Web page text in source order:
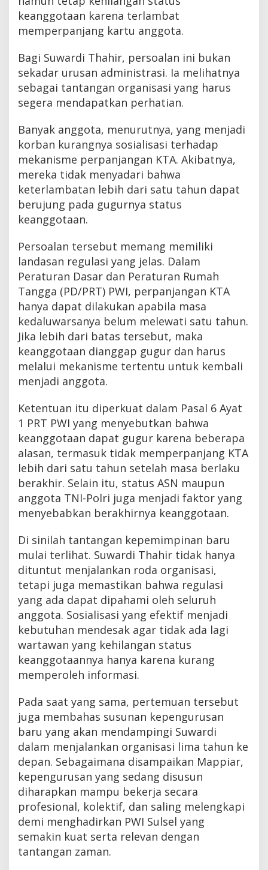
keanggotaan karena terlambat
memperpanjang kartu anggota.
Bagi Suwardi Thahir, persoalan ini bukan
sekadar urusan administrasi. Ia melihatnya
sebagai tantangan organisasi yang harus
segera mendapatkan perhatian.
Banyak anggota, menurutnya, yang menjadi
korban kurangnya sosialisasi terhadap
mekanisme perpanjangan KTA. Akibatnya,
mereka tidak menyadari bahwa
keterlambatan lebih dari satu tahun dapat
berujung pada gugurnya status
keanggotaan.
Persoalan tersebut memang memiliki
landasan regulasi yang jelas. Dalam
Peraturan Dasar dan Peraturan Rumah
Tangga (PD/PRT) PWI, perpanjangan KTA
hanya dapat dilakukan apabila masa
kedaluwarsanya belum melewati satu tahun.
Jika lebih dari batas tersebut, maka
keanggotaan dianggap gugur dan harus
melalui mekanisme tertentu untuk kembali
menjadi anggota.
Ketentuan itu diperkuat dalam Pasal 6 Ayat
1 PRT PWI yang menyebutkan bahwa
keanggotaan dapat gugur karena beberapa
alasan, termasuk tidak memperpanjang KTA
lebih dari satu tahun setelah masa berlaku
berakhir. Selain itu, status ASN maupun
anggota TNI-Polri juga menjadi faktor yang
menyebabkan berakhirnya keanggotaan.
Di sinilah tantangan kepemimpinan baru
mulai terlihat. Suwardi Thahir tidak hanya
dituntut menjalankan roda organisasi,
tetapi juga memastikan bahwa regulasi
yang ada dapat dipahami oleh seluruh
anggota. Sosialisasi yang efektif menjadi
kebutuhan mendesak agar tidak ada lagi
wartawan yang kehilangan status
keanggotaannya hanya karena kurang
memperoleh informasi.
Pada saat yang sama, pertemuan tersebut
juga membahas susunan kepengurusan
baru yang akan mendampingi Suwardi
dalam menjalankan organisasi lima tahun ke
depan. Sebagaimana disampaikan Mappiar,
kepengurusan yang sedang disusun
diharapkan mampu bekerja secara
profesional, kolektif, dan saling melengkapi
demi menghadirkan PWI Sulsel yang
semakin kuat serta relevan dengan
tantangan zaman.